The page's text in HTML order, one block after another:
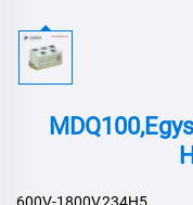
600V-1800V,234H5